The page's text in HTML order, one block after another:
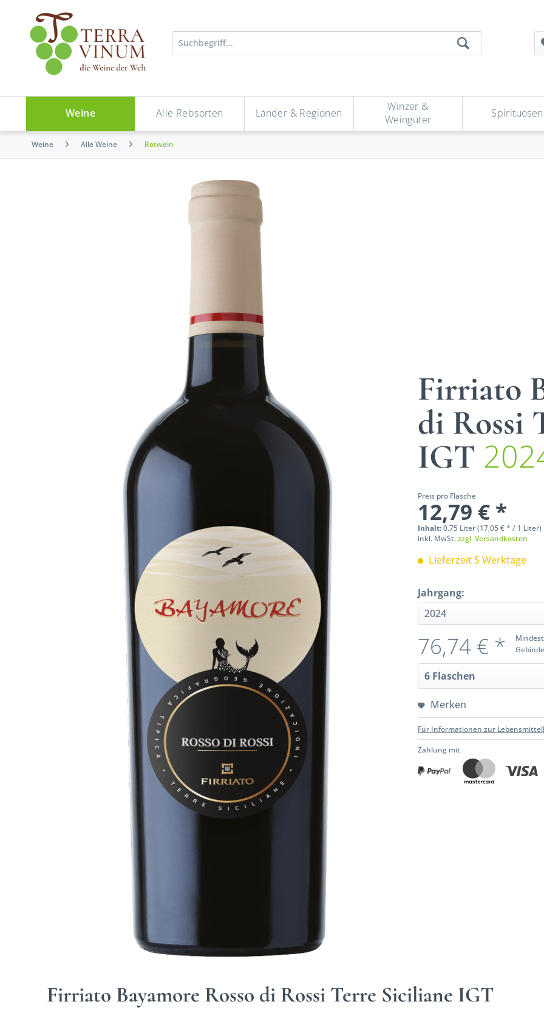
Weine Alle Rebsorten Länder & Regionen
Winzer &
Weingüter
Spirituosen
Weine Alle Weine Rotwein
Firriato
di Rossi
IGT
Preis pro Flasche
12,79 € *
Inhalt:0.75 Liter (17,05 € * / 1 Liter)
inkl. MwSt.zzgl. Versandkosten
Lieferzeit 5 Werktage
Jahrgang:
76,74 € *
Merken
Für Informationen zur
Zahlung mit
Firriato Bayamore Rosso di Rossi Terre Siciliane IGT